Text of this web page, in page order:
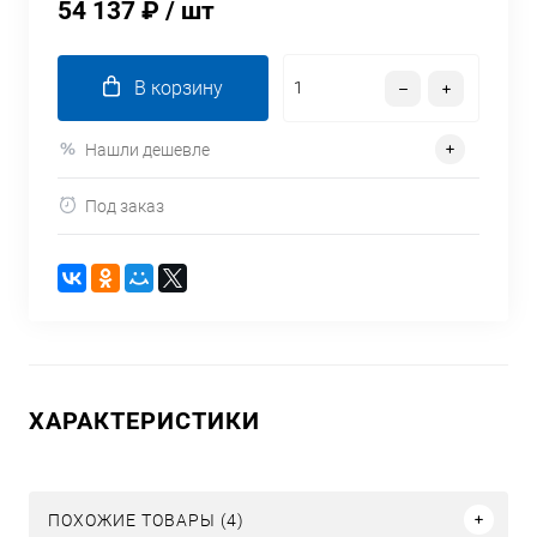
54 137 ₽ / шт
В корзину
Нашли дешевле
Под заказ
ХАРАКТЕРИСТИКИ
ПОХОЖИЕ ТОВАРЫ (4)